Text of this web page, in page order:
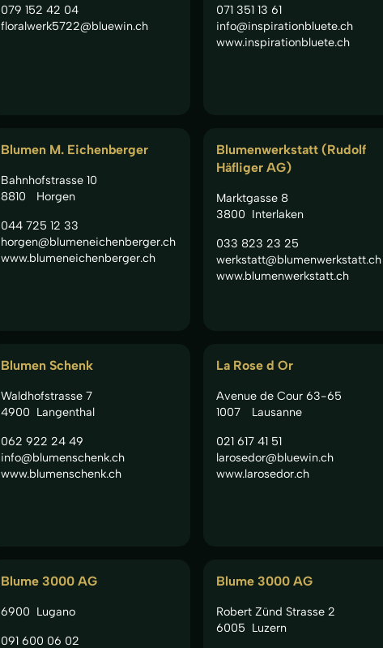
079 152 42 04
floralwerk5722@bluewin.ch
071 351 13 61
info@inspirationbluete.ch
www.inspirationbluete.ch
Blumen M. Eichenberger
Bahnhofstrasse 10
8810
Horgen
044 725 12 33
horgen@blumeneichenberger.ch
www.blumeneichenberger.ch
Blumenwerkstatt (Rudolf
Häfliger AG)
Marktgasse 8
3800 Interlaken
033 823 23 25
werkstatt@blumenwerkstatt.ch
www.blumenwerkstatt.ch
Blumen Schenk
Waldhofstrasse 7
4900 Langenthal
062 922 24 49
info@blumenschenk.ch
www.blumenschenk.ch
La Rose d Or
Avenue de Cour 63-65
1007
Lausanne
021 617 41 51
larosedor@bluewin.ch
www.larosedor.ch
Blume 3000 AG
6900 Lugano
091 600 06 02
Blume 3000 AG
Robert Zünd Strasse 2
6005 Luzern